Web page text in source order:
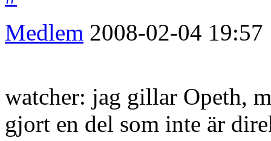
Medlem 2008-02-04 19:57
watcher: jag gillar Opeth,
gjort en del som inte är